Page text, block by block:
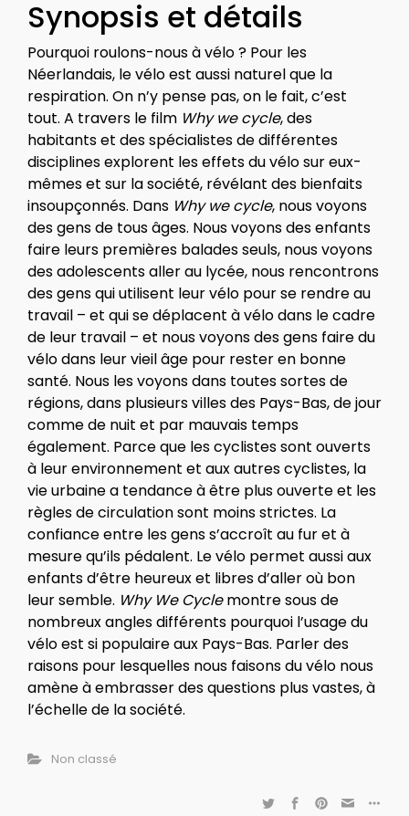
Synopsis et détails
Pourquoi roulons-nous à vélo ? Pour les
Néerlandais, le vélo est aussi naturel que la
respiration. On n’y pense pas, on le fait, c’est
tout. A travers le film Why we cycle, des
habitants et des spécialistes de différentes
disciplines explorent les effets du vélo sur eux-
mêmes et sur la société, révélant des bienfaits
insoupçonnés. Dans Why we cycle, nous voyons
des gens de tous âges. Nous voyons des enfants
faire leurs premières balades seuls, nous voyons
des adolescents aller au lycée, nous rencontrons
des gens qui utilisent leur vélo pour se rendre au
travail – et qui se déplacent à vélo dans le cadre
de leur travail – et nous voyons des gens faire du
vélo dans leur vieil âge pour rester en bonne
santé. Nous les voyons dans toutes sortes de
régions, dans plusieurs villes des Pays-Bas, de jour
comme de nuit et par mauvais temps
également. Parce que les cyclistes sont ouverts
à leur environnement et aux autres cyclistes, la
vie urbaine a tendance à être plus ouverte et les
règles de circulation sont moins strictes. La
confiance entre les gens s’accroît au fur et à
mesure qu’ils pédalent. Le vélo permet aussi aux
enfants d’être heureux et libres d’aller où bon
leur semble. Why We Cyclemontre sous de
nombreux angles différents pourquoi l’usage du
vélo est si populaire aux Pays-Bas. Parler des
raisons pour lesquelles nous faisons du vélo nous
amène à embrasser des questions plus vastes, à
l’échelle de la société.
Non classé